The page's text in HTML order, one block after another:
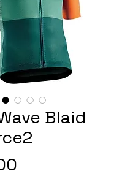
Blaid